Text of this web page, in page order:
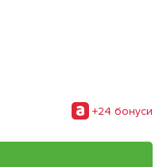
+24 бонуси